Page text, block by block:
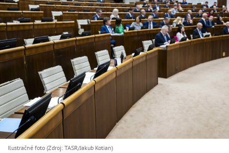
Ilustračné foto (Zdroj: TASR/Jakub Kotian)